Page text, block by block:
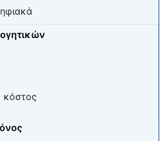
κόστος